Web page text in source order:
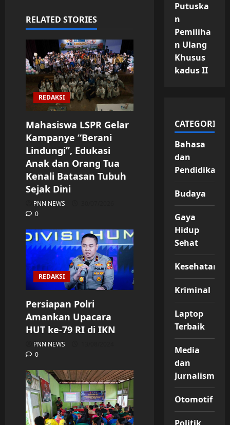
RELATED STORIES
REDAKSI
Mahasiswa LSPR Gelar
Kampanye “Berani
Lindungi”, Edukasi
Anak dan Orang Tua
Kenali Batasan Tubuh
Sejak Dini
PNN NEWS
0
REDAKSI
Persiapan Polri
Amankan Upacara
HUT ke-79 RI di IKN
PNN NEWS
0
Putuska
n
Pemiliha
n Ulang
Khusus
kadus II
CATEGORIES
Bahasa
dan
Pendidikan
Budaya
Gaya
Hidup
Sehat
Kesehatan
Kriminal
Laptop
Terbaik
Media
dan
Jurnalisme
Otomotif